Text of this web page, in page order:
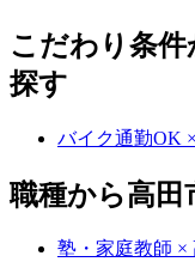
こだわり条
探す
バイク通勤OK
職種から高田
塾・家庭教師 ×